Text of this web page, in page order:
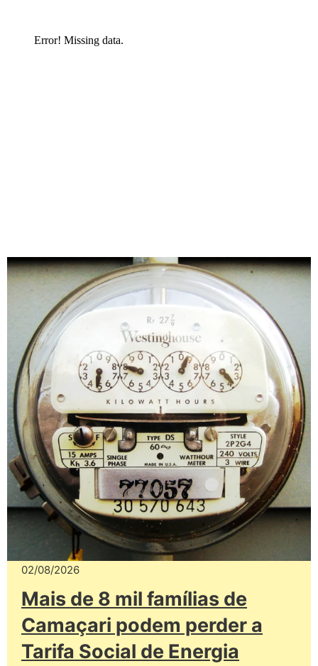
02/08/2026
Mais de 8 mil famílias de
Camaçari podem perder a
Tarifa Social de Energia